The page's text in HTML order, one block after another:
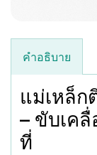
คำอธิบาย
แม่เหล็ก
– ขับเค
ที่